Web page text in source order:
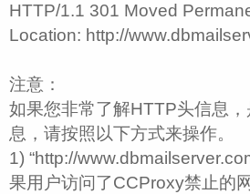
HTTP/1.1 301 Moved
Location: http://
注意：
如果您非常了解HTTP头信息
息，请按照以下方式来操作。
1) “http://
果用户访问了CCProxy禁止的